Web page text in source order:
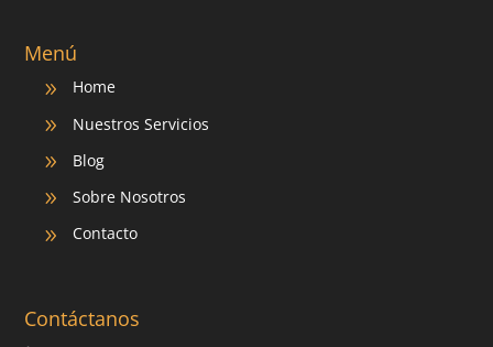
Menú
9 Home
9 Nuestros Servicios
9 Blog
9 Sobre Nosotros
9 Contacto
Contáctanos